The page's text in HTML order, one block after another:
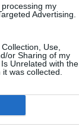
my
Advertising.
Use,
or Sharing of my
Unrelated with the
was collected.